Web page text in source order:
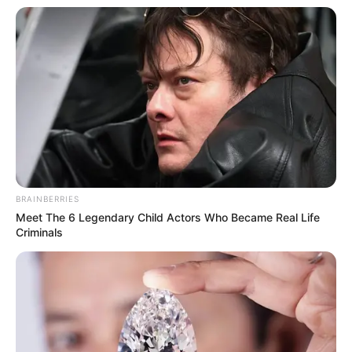
(foto: hancinema)
BRAINBERRIES
Meet The 6 Legendary Child Actors Who Became Real Life
Criminals